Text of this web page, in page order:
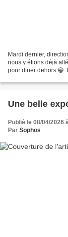
Mardi dernier,
nous y étions déjà
pour diner dehors 😁
Une belle
Publié le 08/04/2026
Par Sophos